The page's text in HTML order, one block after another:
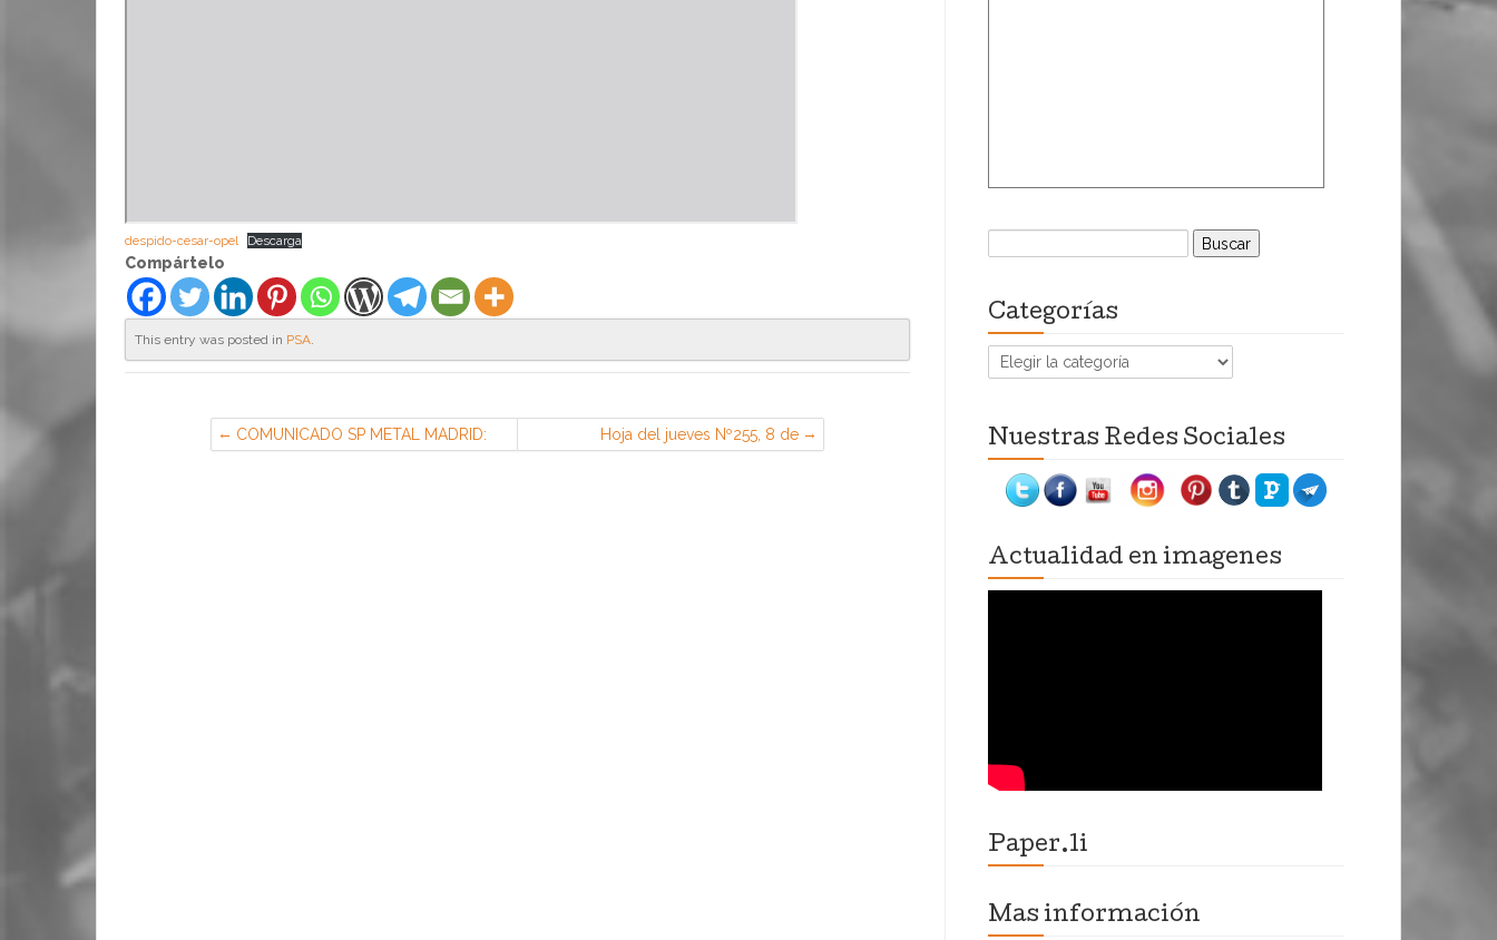
despido-cesar-opel Descarga
Compártelo
This entry was posted in PSA.
COMUNICADO SP METAL MADRID:
REAPERTURAS DE LAS MESAS
Hoja del jueves Nº255, 8 de
septiembre de 2022 (Sección
Buscar:
Categorías
Categorías
Nuestras Redes Sociales
Actualidad en imagenes
Paper.li
Mas información